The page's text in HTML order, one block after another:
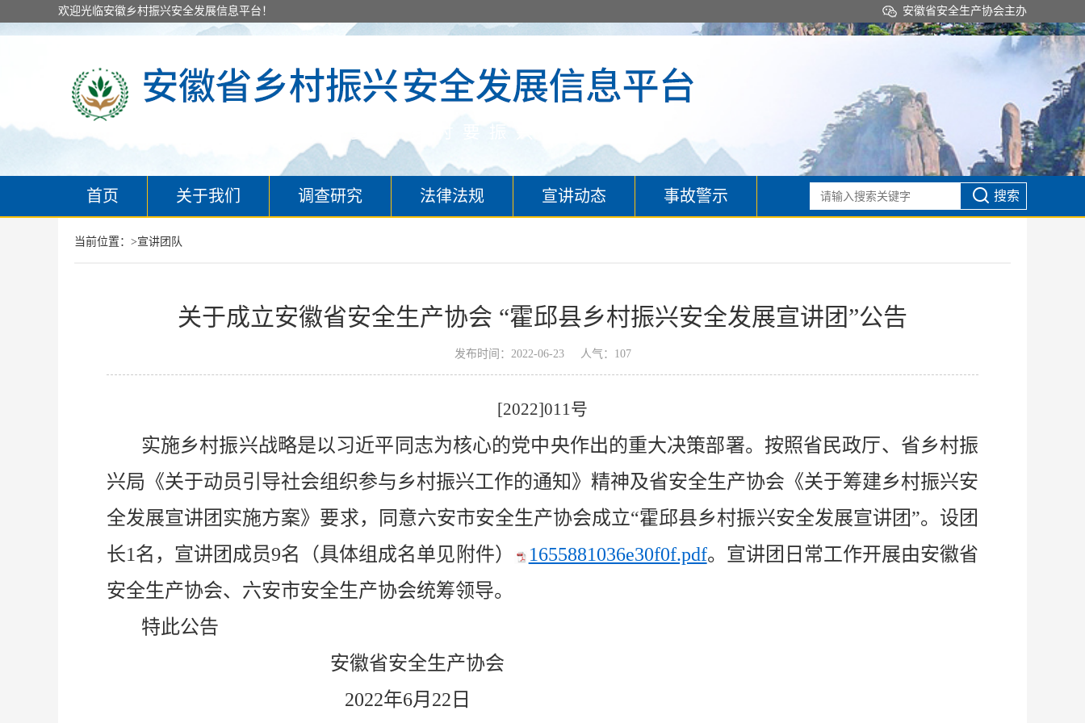
安徽省安全生产协会主办
欢迎光临安徽乡村振兴安全发展信息平台！
搜索
首页 关于我们 调查研究 法律法规 宣讲动态 事故警示
当前位置：>宣讲团队
关于成立安徽省安全生产协会 “霍邱县乡村振兴安全发展宣讲团”公告
发布时间：2022-06-23 人气：107
[2022]011号
实施乡村振兴战略是以习近平同志为核心的党中央作出的重大决策部署。按照省民政厅、省乡村振
兴局《关于动员引导社会组织参与乡村振兴工作的通知》精神及省安全生产协会《关于筹建乡村振兴安
全发展宣讲团实施方案》要求，同意六安市安全生产协会成立“霍邱县乡村振兴安全发展宣讲团”。设团
长1名，宣讲团成员9名（具体组成名单见附件）
1655881036e30f0f.pdf。宣讲团日常工作开展由安徽省
安全生产协会、六安市安全生产协会统筹领导。
特此公告
安徽省安全生产协会
2022年6月22日